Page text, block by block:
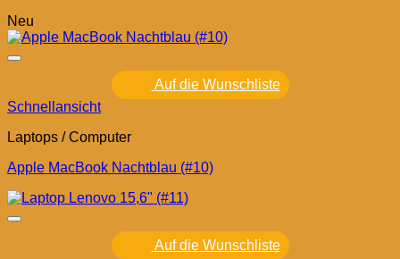
Neu
Auf die Wunschliste
Schnellansicht
Laptops / Computer
Apple MacBook Nachtblau (#10)
Auf die Wunschliste